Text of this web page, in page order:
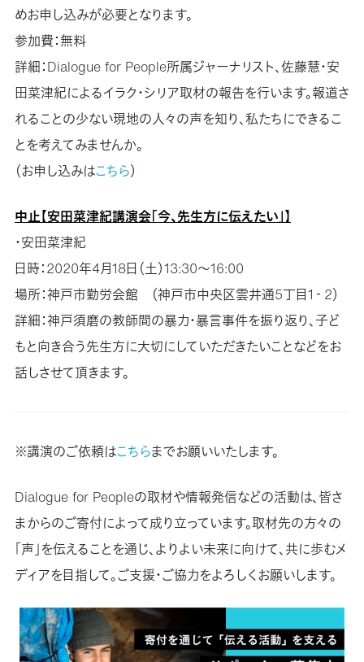
めお申し込みが必要となります。
参加費：無料
詳細：Dialogue for People所属ジャーナリスト、佐藤慧・安
田菜津紀によるイラク・シリア取材の報告を行います。報道さ
れることの少ない現地の人々の声を知り、私たちにできるこ
とを考えてみませんか。
（お申し込みはこちら）
中止【安田菜津紀講演会「今、先生方に伝えたい」】
・安田菜津紀
日時：2020年4月18日（土）13:30～16:00
場所：神戸市勤労会館 （神戸市中央区雲井通5丁目1‐2）
詳細：神戸須磨の教師間の暴力・暴言事件を振り返り、子ど
もと向き合う先生方に大切にしていただきたいことなどをお
話しさせて頂きます。
※講演のご依頼はこちらまでお願いいたします。
Dialogue for Peopleの取材や情報発信などの活動は、皆さ
まからのご寄付によって成り立っています。取材先の方々の
「声」を伝えることを通じ、よりよい未来に向けて、共に歩むメ
ディアを目指して。ご支援・ご協力をよろしくお願いします。